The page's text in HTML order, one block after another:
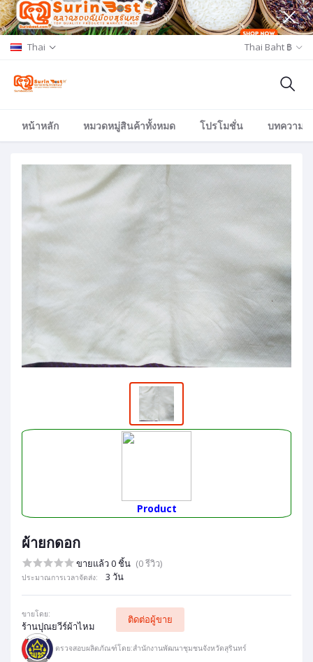
Thai Thai Baht ฿
หน้าหลัก หมวดหมู่สินค้าทั้งหมด โปรโมชั่น บทความ/
Product
ผ้ายกดอก
ขายแล้ว 0 ชิ้น (0 รีวิว)
ประมาณการเวลาจัดส่ง: 3 วัน
ขายโดย:
ร้านปุณยวีร์ผ้าไหม
ติดต่อผู้ขาย
ตรวจสอบผลิตภัณฑ์โดย:สำนักงานพัฒนาชุมชนจังหวัดสุรินทร์